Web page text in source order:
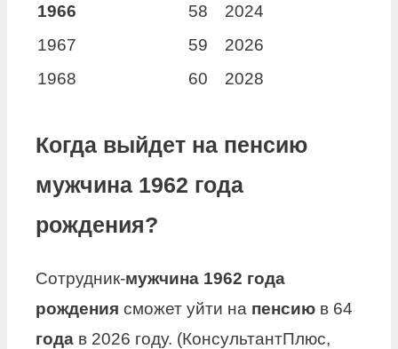
1966 58
2024
1967
59
2026
1968
60 2028
Когда выйдет на пенсию
мужчина 1962 года
рождения?
Сотрудник-мужчина 1962 года
рождения сможет уйти на пенсию в 64
года в 2026 году. (КонсультантПлюс,